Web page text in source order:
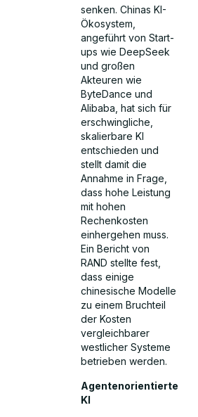
senken. Chinas KI-
Ökosystem,
angeführt von Start-
ups wie DeepSeek
und großen
Akteuren wie
ByteDance und
Alibaba, hat sich für
erschwingliche,
skalierbare KI
entschieden und
stellt damit die
Annahme in Frage,
dass hohe Leistung
mit hohen
Rechenkosten
einhergehen muss.
Ein Bericht von
RAND stellte fest,
dass einige
chinesische Modelle
zu einem Bruchteil
der Kosten
vergleichbarer
westlicher Systeme
betrieben werden.
Agentenorientierte
KI